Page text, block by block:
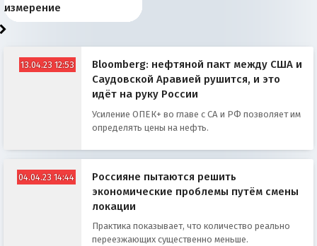
«переобувании» хозяев
суверенной экономике
Анкориджа
внутренней политике
отношениям с Россией?
Южной Осетии
измерение
13.04.23 12:53
Bloomberg: нефтяной пакт между США и
Саудовской Аравией рушится, и это
идёт на руку России
Усиление ОПЕК+ во главе с СА и РФ позволяет им
определять цены на нефть.
04.04.23 14:44
Россияне пытаются решить
экономические проблемы путём смены
локации
Практика показывает, что количество реально
переезжающих существенно меньше.